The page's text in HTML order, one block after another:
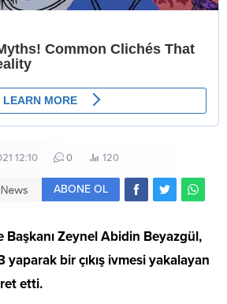
12:10 0 120
ABONE OL
Zeynel Abidin Beyazgül,
yaparak bir çıkış ivmesi yakalayan
etti.